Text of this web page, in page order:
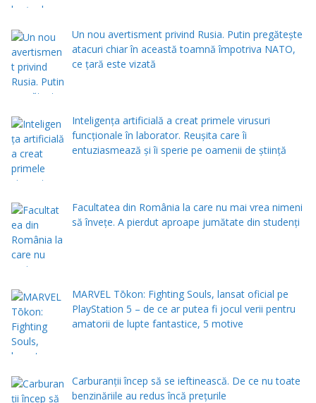
Un nou avertisment privind Rusia. Putin pregăteşte
atacuri chiar în această toamnă împotriva NATO,
ce țară este vizată
Inteligența artificială a creat primele virusuri
funcționale în laborator. Reușita care îi
entuziasmează și îi sperie pe oamenii de știință
Facultatea din România la care nu mai vrea nimeni
să înveţe. A pierdut aproape jumătate din studenţi
MARVEL Tōkon: Fighting Souls, lansat oficial pe
PlayStation 5 – de ce ar putea fi jocul verii pentru
amatorii de lupte fantastice, 5 motive
Carburanții încep să se ieftinească. De ce nu toate
benzinăriile au redus încă prețurile